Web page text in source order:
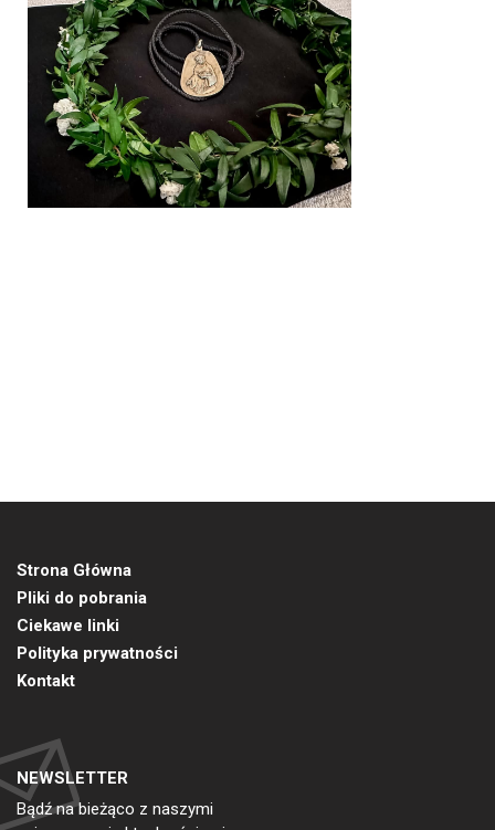
Strona Główna
Pliki do pobrania
Ciekawe linki
Polityka prywatności
Kontakt
NEWSLETTER
Bądź na bieżąco z naszymi